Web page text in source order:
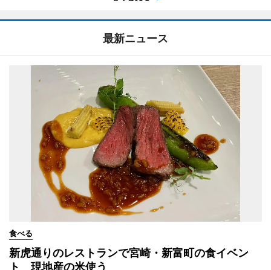
最新ニュース
食べる
新虎通りのレストランで宮崎・新富町の食イベン
ト 現地産の米使う